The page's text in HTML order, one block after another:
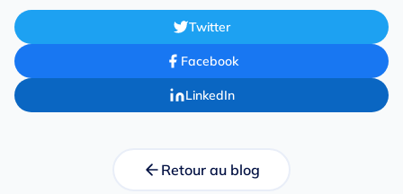
Twitter
Facebook
LinkedIn
Retour au blog